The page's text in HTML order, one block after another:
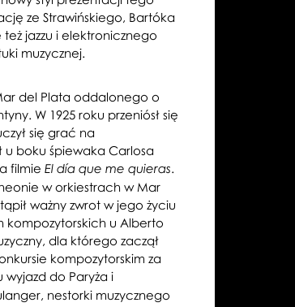
ze Strawińskiego, Bartóka
jazzu i elektronicznego
muzycznej.
del Plata oddalonego o
W 1925 roku przeniósł się
się grać na
u boku śpiewaka Carlosa
filmie El día que me quieras.
w orkiestrach w Mar
ważny zwrot w jego życiu
kompozytorskich u Alberto
dla którego zaczął
kompozytorskim za
wyjazd do Paryża i
nestorki muzycznego